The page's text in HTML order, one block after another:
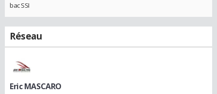
bac SSI
Réseau
Eric MASCARO